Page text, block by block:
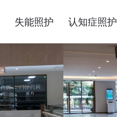
失能照护 认知症照护